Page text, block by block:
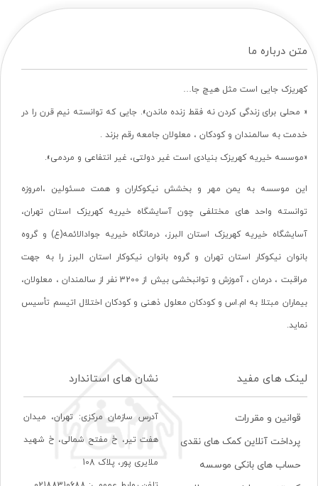
متن درباره ما
کهریزک جایی است مثل هیچ جا…
« محلی برای زندگی کردن نه فقط زنده ماندن». جایی که توانسته نیم قرن را در
خدمت به سالمندان و کودکان ، معلولان جامعه رقم بزند .
«موسسه خیریه کهریزک بنیادی است غیر دولتی، غیر انتفاعی و مردمی».
این موسسه به یمن مهر و بخشش نیکوکاران و همت مسئولین ،امروزه
توانسته واحد های مختلفی چون آسایشگاه خیریه کهریزک استان تهران،
آسایشگاه خیریه کهریزک استان البرز، درمانگاه خیریه جوادالائمه(ع) و گروه
بانوان نیکوکار استان تهران و گروه بانوان نیکوکار استان البرز را به جهت
مراقبت ، درمان ، آموزش و توانبخشی بیش از 3200 نفر از سالمندان ، معلولان،
بیماران مبتلا به ام.اس و کودکان معلول ذهنی و کودکان اختلال اتیسم تأسیس
نماید.
لینک های مفید
قوانین و مقررات
پرداخت آنلاین کمک های نقدی
حساب های بانکی موسسه
نشان های استاندارد
آدرس سازمان مرکزی: تهران، ميدان
هفت تير، خ مفتح شمالی، خ شهيد
ملايری پور، پلاک 108